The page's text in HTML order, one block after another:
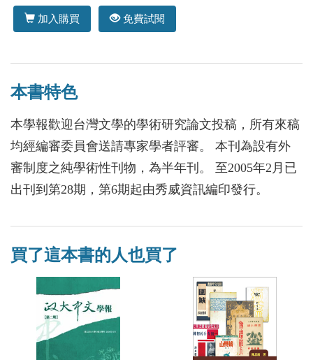
加入購買 免費試閱
本書特色
本學報歡迎台灣文學的學術研究論文投稿，所有來稿
均經編審委員會送請專家學者評審。 本刊為設有外
審制度之純學術性刊物，為半年刊。 至2005年2月已
出刊到第28期，第6期起由秀威資訊編印發行。
買了這本書的人也買了